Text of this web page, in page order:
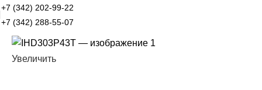
+7 (342) 202-99-22
+7 (342) 288-55-07
Увеличить